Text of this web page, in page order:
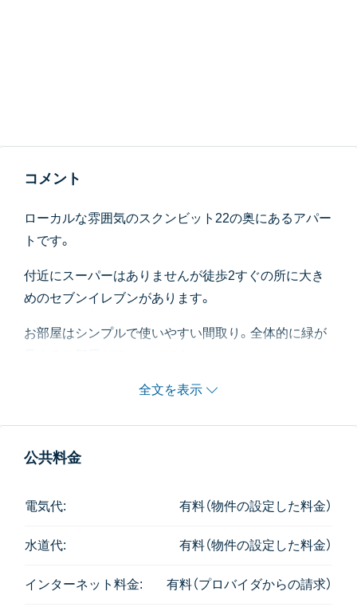
コメント
ローカルな雰囲気のスクンビット22の奥にあるアパー
トです。
付近にスーパーはありませんが徒歩2すぐの所に大き
めのセブンイレブンがあります。
お部屋はシンプルで使いやすい間取り。全体的に緑が
1Bedroom 36㎡はバスタブが無くシャワーのみとなり
ファシリティは屋上にプール・ジムがあります。
全文を表示
公共料金
電気代: 有料（物件の設定した料金）
水道代: 有料（物件の設定した料金）
インターネット料金: 有料（プロバイダからの請求）